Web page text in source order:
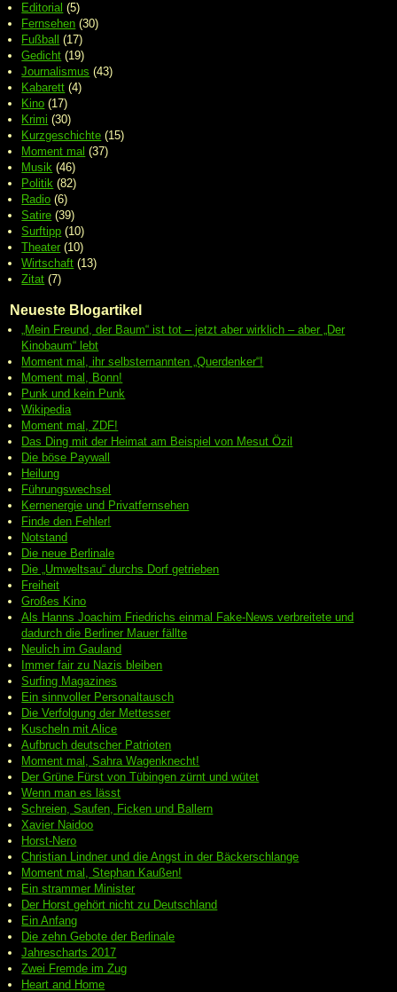
Editorial (5)
Fernsehen (30)
Fußball (17)
Gedicht (19)
Journalismus (43)
Kabarett (4)
Kino (17)
Krimi (30)
Kurzgeschichte (15)
Moment mal (37)
Musik (46)
Politik (82)
Radio (6)
Satire (39)
Surftipp (10)
Theater (10)
Wirtschaft (13)
Zitat (7)
Neueste Blogartikel
„Mein Freund, der Baum“ ist tot – jetzt aber wirklich – aber „Der
Kinobaum“ lebt
Moment mal, ihr selbsternannten „Querdenker“!
Moment mal, Bonn!
Punk und kein Punk
Wikipedia
Moment mal, ZDF!
Das Ding mit der Heimat am Beispiel von Mesut Özil
Die böse Paywall
Heilung
Führungswechsel
Kernenergie und Privatfernsehen
Finde den Fehler!
Notstand
Die neue Berlinale
Die „Umweltsau“ durchs Dorf getrieben
Freiheit
Großes Kino
Als Hanns Joachim Friedrichs einmal Fake-News verbreitete und
dadurch die Berliner Mauer fällte
Neulich im Gauland
Immer fair zu Nazis bleiben
Surfing Magazines
Ein sinnvoller Personaltausch
Die Verfolgung der Mettesser
Kuscheln mit Alice
Aufbruch deutscher Patrioten
Moment mal, Sahra Wagenknecht!
Der Grüne Fürst von Tübingen zürnt und wütet
Wenn man es lässt
Schreien, Saufen, Ficken und Ballern
Xavier Naidoo
Horst-Nero
Christian Lindner und die Angst in der Bäckerschlange
Moment mal, Stephan Kaußen!
Ein strammer Minister
Der Horst gehört nicht zu Deutschland
Ein Anfang
Die zehn Gebote der Berlinale
Jahrescharts 2017
Zwei Fremde im Zug
Heart and Home